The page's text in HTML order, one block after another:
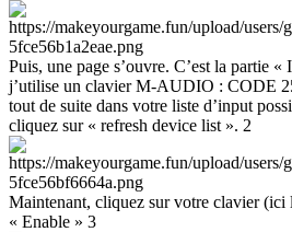
Puis, une page s’ouvre. C’est la partie
j’utilise un clavier M-AUDIO : CODE
tout de suite dans votre liste d’input
cliquez sur « refresh device list ». 2
Maintenant, cliquez sur votre clavier
« Enable » 3